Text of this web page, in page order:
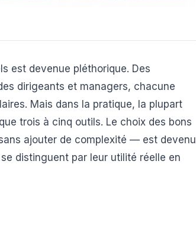
est devenue pléthorique. Des
dirigeants et managers, chacune
Mais dans la pratique, la plupart
trois à cinq outils. Le choix des bons
ajouter de complexité — est devenu
distinguent par leur utilité réelle en